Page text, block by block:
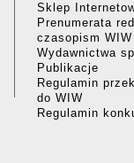
Sklep
Prenumerata
czasopism WIW
Wydawnictwa
Publikacje
Regulamin
do WIW
Regulamin